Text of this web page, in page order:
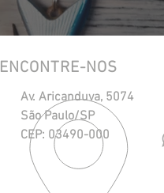
ENCONTRE-NOS
Av. Aricanduva, 5074
São Paulo/SP
CEP: 03490-000